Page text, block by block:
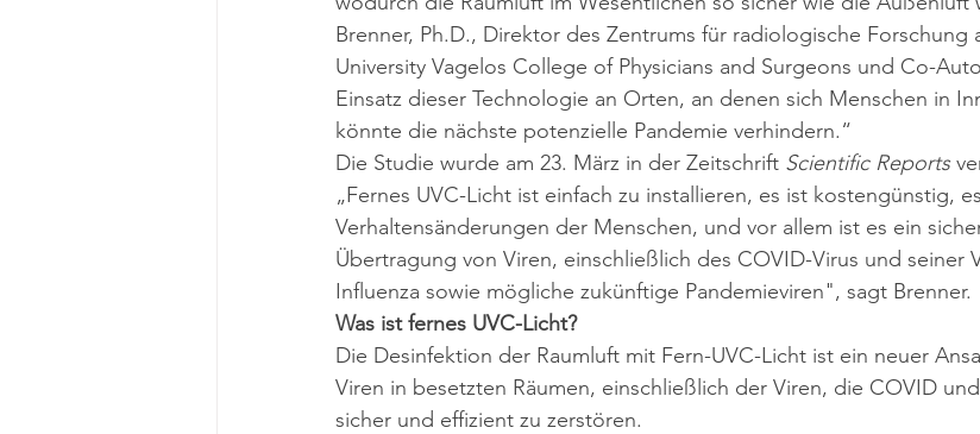
Brenner, Ph.D., Direktor des Zentrums für radiologische Forschung
University Vagelos College of Physicians and Surgeons und Co-
Einsatz dieser Technologie an Orten, an denen sich Menschen in
könnte die nächste potenzielle Pandemie verhindern.“
Die Studie wurde am 23. März in der Zeitschrift Scientific Reports
„Fernes UVC-Licht ist einfach zu installieren, es ist kostengünstig,
Verhaltensänderungen der Menschen, und vor allem ist es ein
Übertragung von Viren, einschließlich des COVID-Virus und seiner
Influenza sowie mögliche zukünftige Pandemieviren", sagt Brenner.
Was ist fernes UVC-Licht?
Die Desinfektion der Raumluft mit Fern-UVC-Licht ist ein neuer
Viren in besetzten Räumen, einschließlich der Viren, die COVID
sicher und effizient zu zerstören.